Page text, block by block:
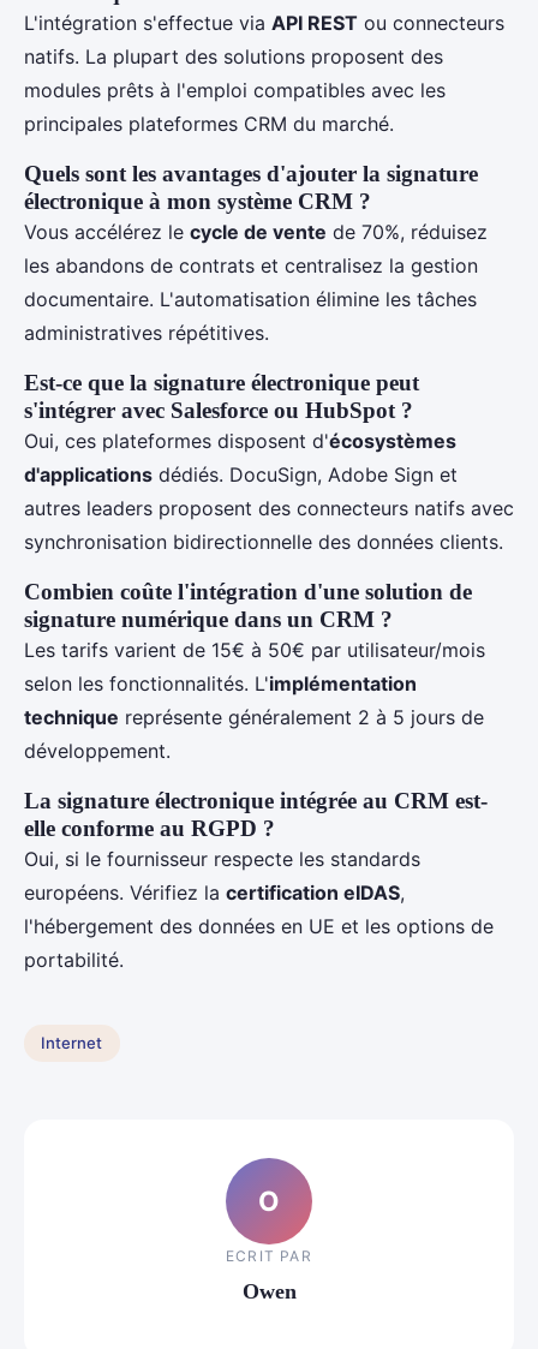
L'intégration s'effectue via API REST ou connecteurs
natifs. La plupart des solutions proposent des
modules prêts à l'emploi compatibles avec les
principales plateformes CRM du marché.
Quels sont les avantages d'ajouter la signature
électronique à mon système CRM ?
Vous accélérez le cycle de vente de 70%, réduisez
les abandons de contrats et centralisez la gestion
documentaire. L'automatisation élimine les tâches
administratives répétitives.
Est-ce que la signature électronique peut
s'intégrer avec Salesforce ou HubSpot ?
Oui, ces plateformes disposent d'écosystèmes
d'applications dédiés. DocuSign, Adobe Sign et
autres leaders proposent des connecteurs natifs avec
synchronisation bidirectionnelle des données clients.
Combien coûte l'intégration d'une solution de
signature numérique dans un CRM ?
Les tarifs varient de 15€ à 50€ par utilisateur/mois
selon les fonctionnalités. L'implémentation
technique représente généralement 2 à 5 jours de
développement.
La signature électronique intégrée au CRM est-
elle conforme au RGPD ?
Oui, si le fournisseur respecte les standards
européens. Vérifiez la certification eIDAS,
l'hébergement des données en UE et les options de
portabilité.
Internet
O
ECRIT PAR
Owen